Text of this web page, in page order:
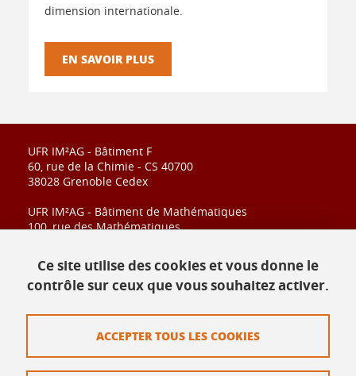
dimension internationale.
EN SAVOIR PLUS
UFR IM²AG - Bâtiment F
60, rue de la Chimie - CS 40700
38028 Grenoble Cedex
UFR IM²AG - Bâtiment de Mathématiques
100, rue des Mathématiques
38028 Grenoble Cedex
Contact
Ce site utilise des cookies et vous donne le
contrôle sur ceux que vous souhaitez activer.
ACCEPTER TOUS LES COOKIES